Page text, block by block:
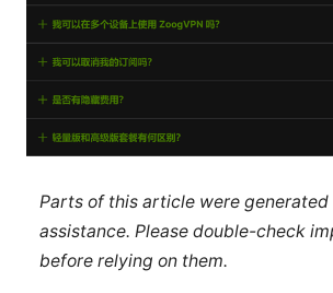
Parts of this article were generated
assistance. Please double-check
before relying on them.